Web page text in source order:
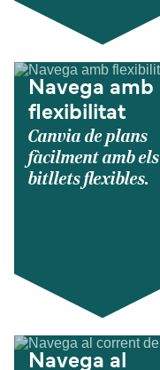
Navega amb
flexibilitat
Canvia de plans
fàcilment amb els
bitllets flexibles.
Navega al